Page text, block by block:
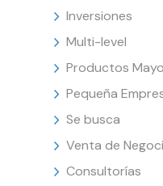
Inversiones
Multi-level
Productos
Pequeña
Se busca
Venta de
Consultorías